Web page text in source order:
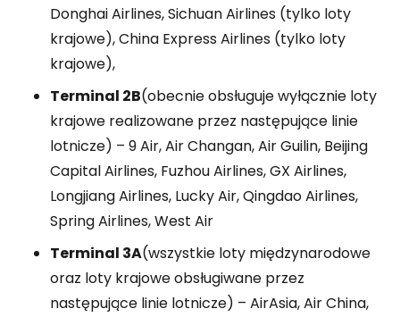
Donghai Airlines, Sichuan Airlines (tylko loty
krajowe), China Express Airlines (tylko loty
krajowe),
Terminal 2B(obecnie obsługuje wyłącznie loty
krajowe realizowane przez następujące linie
lotnicze) – 9 Air, Air Changan, Air Guilin, Beijing
Capital Airlines, Fuzhou Airlines, GX Airlines,
Longjiang Airlines, Lucky Air, Qingdao Airlines,
Spring Airlines, West Air
Terminal 3A(wszystkie loty międzynarodowe
oraz loty krajowe obsługiwane przez
następujące linie lotnicze) – AirAsia, Air China,